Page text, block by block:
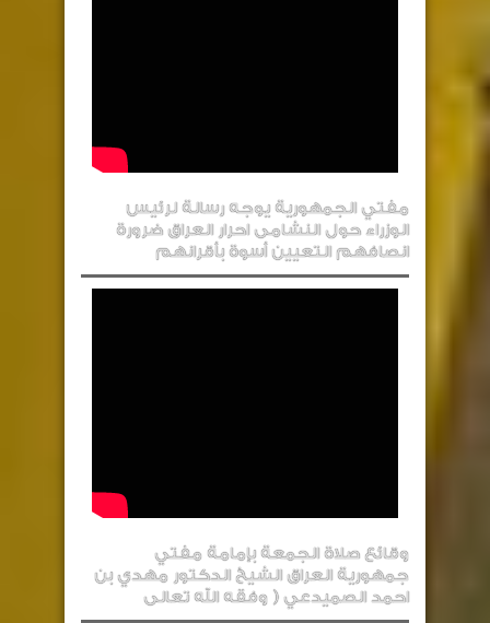
مفتي الجمهورية يوجه رسالة لرئيس
الوزراء حول النشامى احرار العراق ضرورة
انصافهم التعيين أسوة بأقرانهم
وقائع صلاة الجمعة بإمامة مفتي
جمهورية العراق الشيخ الدكتور مهدي بن
احمد الصميدعي ( وفقه الله تعالى